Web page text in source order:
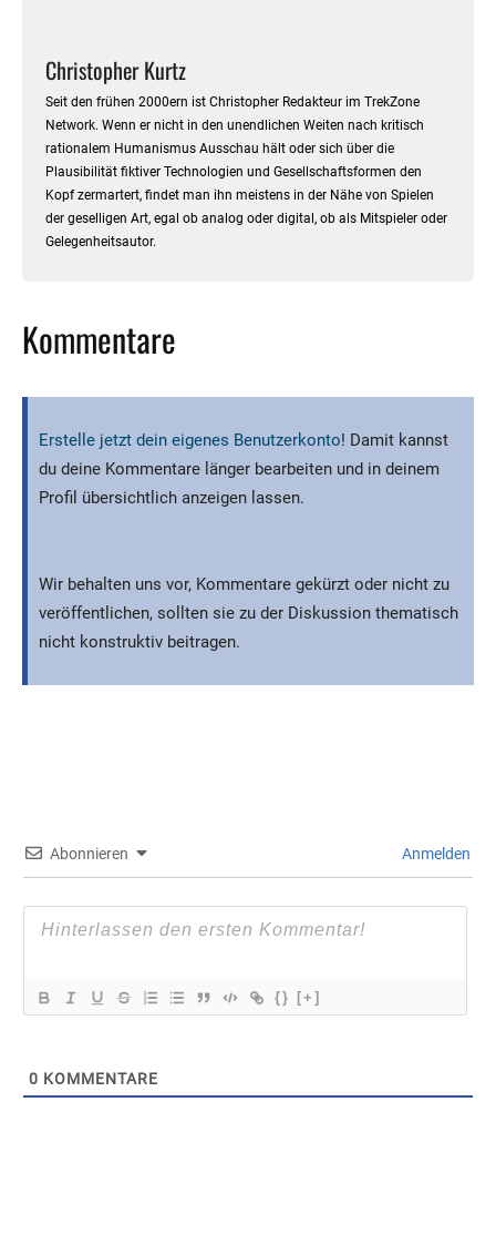
Christopher Kurtz
Seit den frühen 2000ern ist Christopher Redakteur im TrekZone
Network. Wenn er nicht in den unendlichen Weiten nach kritisch
rationalem Humanismus Ausschau hält oder sich über die
Plausibilität fiktiver Technologien und Gesellschaftsformen den
Kopf zermartert, findet man ihn meistens in der Nähe von Spielen
der geselligen Art, egal ob analog oder digital, ob als Mitspieler oder
Gelegenheitsautor.
Kommentare
Erstelle jetzt dein eigenes Benutzerkonto! Damit kannst
du deine Kommentare länger bearbeiten und in deinem
Profil übersichtlich anzeigen lassen.
Wir behalten uns vor, Kommentare gekürzt oder nicht zu
veröffentlichen, sollten sie zu der Diskussion thematisch
nicht konstruktiv beitragen.
Abonnieren Anmelden
{} [+]
0 KOMMENTARE